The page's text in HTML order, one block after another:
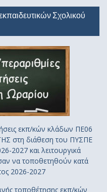
Σχολικού
εκπ/κών κλάδων ΠΕ06
στη διάθεση του ΠΥΣΠΕ
2027 και λειτουργικά
να τοποθετηθούν κατά
2026-2027
τοποθέτησης εκπ/κών